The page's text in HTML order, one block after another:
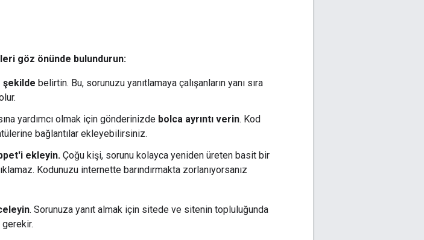
göz önünde bulundurun:
şekilde belirtin. Bu, sorunuzu yanıtlamaya çalışanların yanı sıra
yardımcı olmak için gönderinizde bolca ayrıntı verin. Kod
bağlantılar ekleyebilirsiniz.
ekleyin. Çoğu kişi, sorunu kolayca yeniden üreten basit bir
Kodunuzu internette barındırmakta zorlanıyorsanız
. Sorunuza yanıt almak için sitede ve sitenin topluluğunda
gerekir.